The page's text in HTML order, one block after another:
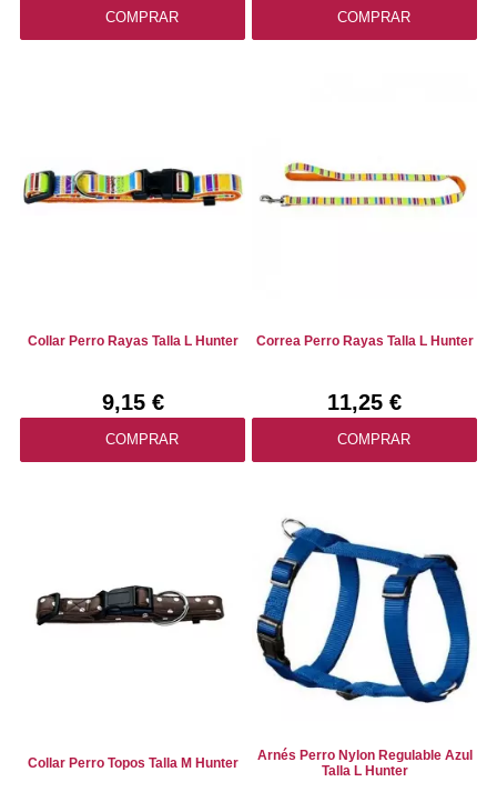
COMPRAR COMPRAR
Collar Perro Rayas Talla L Hunter
9,15 €
COMPRAR
Correa Perro Rayas Talla L Hunter
11,25 €
COMPRAR
Collar Perro Topos Talla M Hunter
Arnés Perro Nylon Regulable Azul
Talla L Hunter